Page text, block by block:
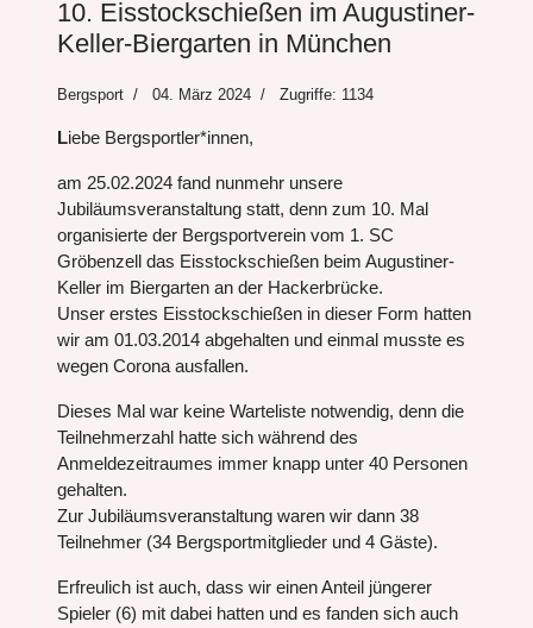
10. Eisstockschießen im Augustiner-
Keller-Biergarten in München
Bergsport 04. März 2024 Zugriffe: 1134
Liebe Bergsportler*innen,
am 25.02.2024 fand nunmehr unsere
Jubiläumsveranstaltung statt, denn zum 10. Mal
organisierte der Bergsportverein vom 1. SC
Gröbenzell das Eisstockschießen beim Augustiner-
Keller im Biergarten an der Hackerbrücke.
Unser erstes Eisstockschießen in dieser Form hatten
wir am 01.03.2014 abgehalten und einmal musste es
wegen Corona ausfallen.
Dieses Mal war keine Warteliste notwendig, denn die
Teilnehmerzahl hatte sich während des
Anmeldezeitraumes immer knapp unter 40 Personen
gehalten.
Zur Jubiläumsveranstaltung waren wir dann 38
Teilnehmer (34 Bergsportmitglieder und 4 Gäste).
Erfreulich ist auch, dass wir einen Anteil jüngerer
Spieler (6) mit dabei hatten und es fanden sich auch